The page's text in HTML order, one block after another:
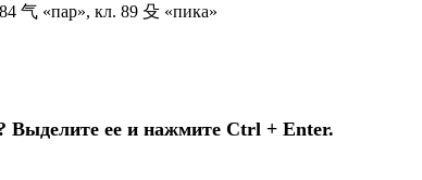
气 «пар», кл. 89 殳 «пика»
Выделите ее и нажмите Ctrl + Enter.